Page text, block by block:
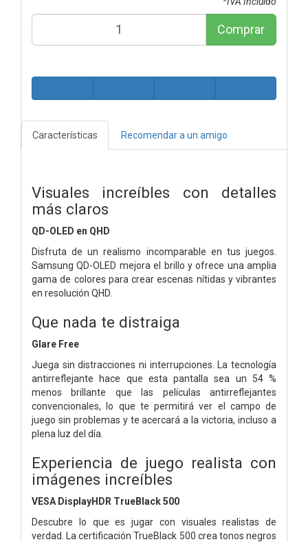
Comprar
Características Recomendar a un amigo
Visuales increíbles con detalles
más claros
QD-OLED en QHD
Disfruta de un realismo incomparable en tus juegos.
Samsung QD-OLED mejora el brillo y ofrece una amplia
gama de colores para crear escenas nítidas y vibrantes
en resolución QHD.
Que nada te distraiga
Glare Free
Juega sin distracciones ni interrupciones. La tecnología
antirreflejante hace que esta pantalla sea un 54 %
menos brillante que las películas antirreflejantes
convencionales, lo que te permitirá ver el campo de
juego sin problemas y te acercará a la victoria, incluso a
plena luz del día.
Experiencia de juego realista con
imágenes increíbles
VESA DisplayHDR TrueBlack 500
Descubre lo que es jugar con visuales realistas de
verdad. La certificación TrueBlack 500 crea tonos negros